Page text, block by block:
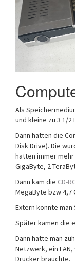
Als
und kleine zu 3 1/2
Dann hatten die
Disk Drive). Die
hatten immer
GigaByte, 2
Dann kam die CD-
MegaByte bzw 4,7
Extern konnte man
Später kamen die
Dann hatte man
Netzwerk, ein
Drucker brauchte.